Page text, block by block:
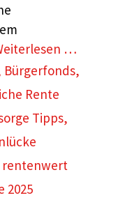
…
Bürgerfonds,
Rente
Tipps,
rentenwert
2025